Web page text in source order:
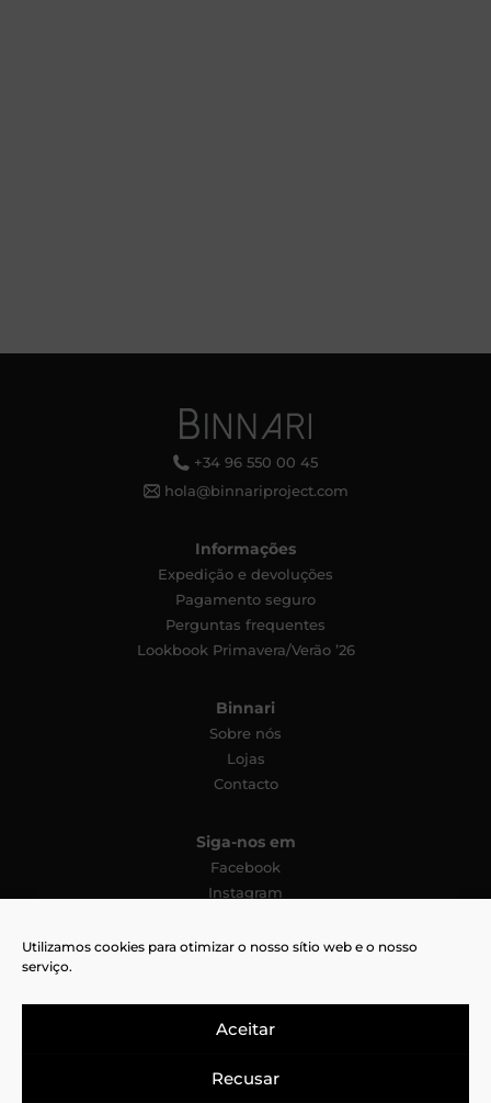
Utilizamos cookies para otimizar o nosso sítio web e o nosso
serviço.
Aceitar
Recusar
+34 96 550 00 45
hola@binnariproject.com
Informações
Expedição e devoluções
Pagamento seguro
Perguntas frequentes
Lookbook Primavera/Verão ’26
Binnari
Sobre nós
Lojas
Contacto
Siga-nos em
Facebook
Instagram
Pinterest